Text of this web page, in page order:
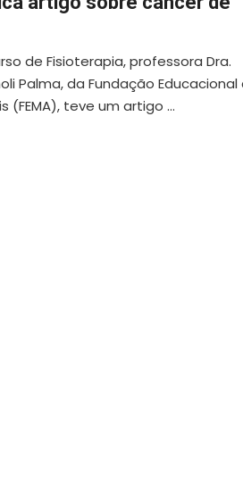
de Fisioterapia, professora Dra.
Palma, da Fundação Educacional
(FEMA), teve um artigo ...